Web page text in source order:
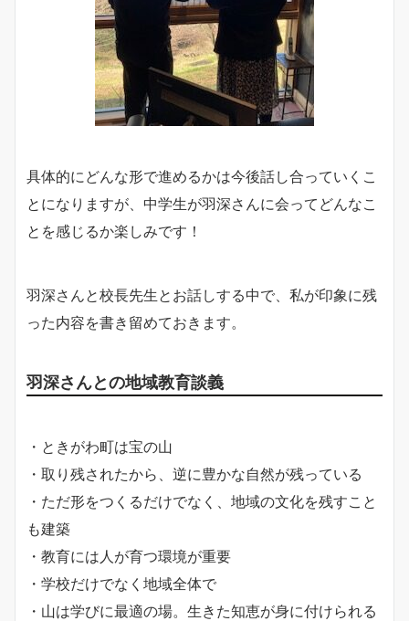
具体的にどんな形で進めるかは今後話し合っていくこ
とになりますが、中学生が羽深さんに会ってどんなこ
とを感じるか楽しみです！
羽深さんと校長先生とお話しする中で、私が印象に残
った内容を書き留めておきます。
羽深さんとの地域教育談義
・ときがわ町は宝の山
・取り残されたから、逆に豊かな自然が残っている
・ただ形をつくるだけでなく、地域の文化を残すこと
も建築
・教育には人が育つ環境が重要
・学校だけでなく地域全体で
・山は学びに最適の場。生きた知恵が身に付けられる